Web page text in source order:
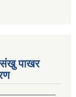
पाखर